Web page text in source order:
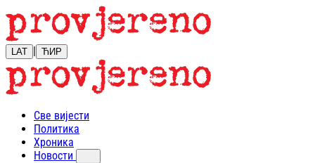
LAT | ЋИР
Све вијести
Политика
Хроника
Новости